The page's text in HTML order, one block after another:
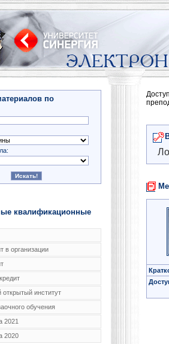
по
квалификационные
в организации
открытый институт
обучения
2021
2020